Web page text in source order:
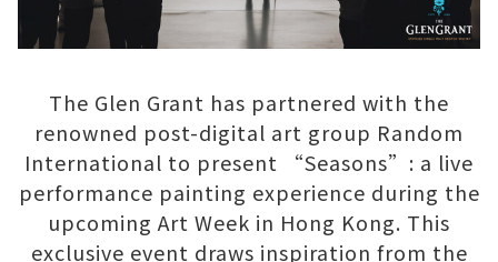
The Glen Grant has partnered with the
renowned post-digital art group Random
International to present “Seasons”: a live
performance painting experience during the
upcoming Art Week in Hong Kong. This
exclusive event draws inspiration from the